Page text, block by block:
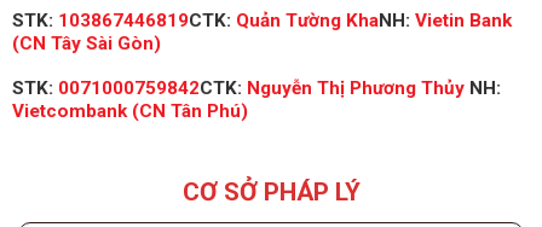
STK: 103867446819CTK: Quản Tường KhaNH: Vietin Bank
(CN Tây Sài Gòn)
STK: 0071000759842CTK: Nguyễn Thị Phương Thủy NH:
Vietcombank (CN Tân Phú)
CƠ SỞ PHÁP LÝ